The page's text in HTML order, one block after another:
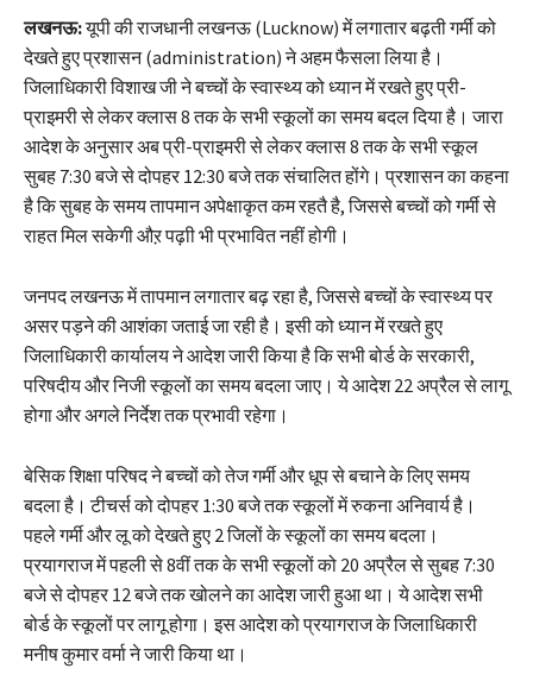
लखनऊ:यूपी की राजधानी लखनऊ (Lucknow) में लगातार बढ़ती गर्मी को
देखते हुए प्रशासन (administration) ने अहम फैसला लिया है।
जिलाधिकारी विशाख जी ने बच्चों के स्वास्थ्य को ध्यान में रखते हुए प्री-
प्राइमरी से लेकर क्लास 8 तक के सभी स्कूलों का समय बदल दिया है। जारा
आदेश के अनुसार अब प्री-प्राइमरी से लेकर क्लास 8 तक के सभी स्कूल
सुबह 7:30 बजे से दोपहर 12:30 बजे तक संचालित होंगे। प्रशासन का कहना
है कि सुबह के समय तापमान अपेक्षाकृत कम रहतै है, जिससे बच्चों को गर्मी से
राहत मिल सकेगी औऱ पढ़ाी भी प्रभावित नहीं होगी।
जनपद लखनऊ में तापमान लगातार बढ़ रहा है, जिससे बच्चों के स्वास्थ्य पर
असर पड़ने की आशंका जताई जा रही है। इसी को ध्यान में रखते हुए
जिलाधिकारी कार्यालय ने आदेश जारी किया है कि सभी बोर्ड के सरकारी,
परिषदीय और निजी स्कूलों का समय बदला जाए। ये आदेश 22 अप्रैल से लागू
होगा और अगले निर्देश तक प्रभावी रहेगा।
बेसिक शिक्षा परिषद ने बच्चों को तेज गर्मी और धूप से बचाने के लिए समय
बदला है। टीचर्स को दोपहर 1:30 बजे तक स्कूलों में रुकना अनिवार्य है।
पहले गर्मी और लू को देखते हुए 2 जिलों के स्कूलों का समय बदला।
प्रयागराज में पहली से 8वीं तक के सभी स्कूलों को 20 अप्रैल से सुबह 7:30
बजे से दोपहर 12 बजे तक खोलने का आदेश जारी हुआ था। ये आदेश सभी
बोर्ड के स्कूलों पर लागू होगा। इस आदेश को प्रयागराज के जिलाधिकारी
मनीष कुमार वर्मा ने जारी किया था।